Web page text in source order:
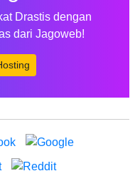
Drastis dengan
dari Jagoweb!